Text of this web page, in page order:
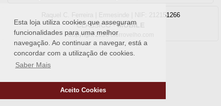
Esta loja utiliza cookies que asseguram
funcionalidades para uma melhor
navegação. Ao continuar a navegar, está a
concordar com a utilização de cookies.
Saber Mais
Aceito Cookies
Raquel C. Ferreira | Ermesinde | NIF: 212151266
CLASSICO-MOBILE
Copyright 2026 oferrovelho.com